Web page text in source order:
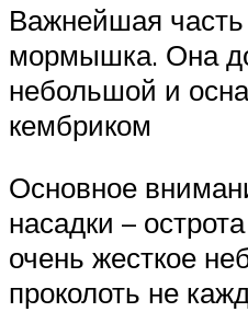
Важнейшая часть
мормышка. Она
небольшой и
кембриком
Основное
насадки –
очень жесткое
проколоть не